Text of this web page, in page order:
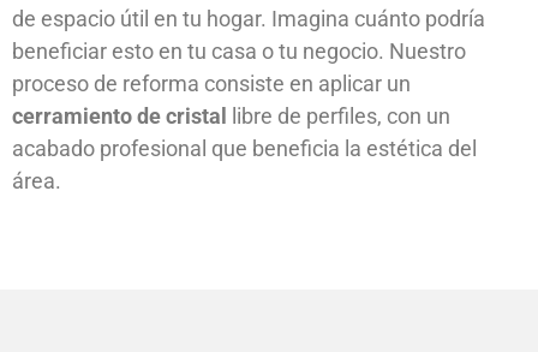
de espacio útil en tu hogar. Imagina cuánto podría
beneficiar esto en tu casa o tu negocio. Nuestro
proceso de reforma consiste en aplicar un
cerramiento de cristal libre de perfiles, con un
acabado profesional que beneficia la estética del
área.